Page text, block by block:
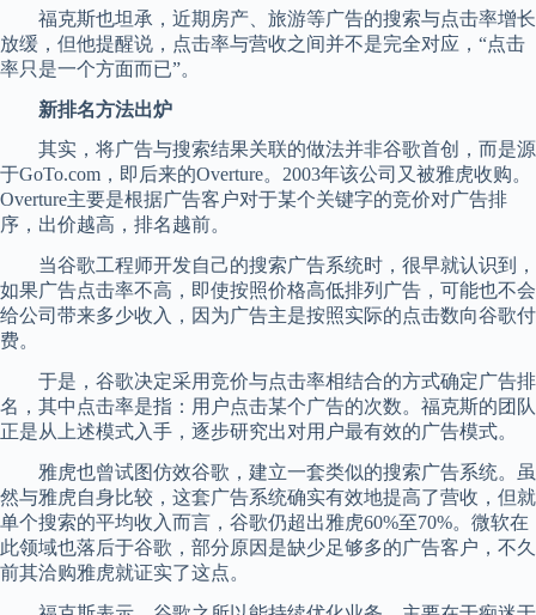
福克斯也坦承，近期房产、旅游等广告的搜索与点击率增长
放缓，但他提醒说，点击率与营收之间并不是完全对应，“点击
率只是一个方面而已”。
新排名方法出炉
其实，将广告与搜索结果关联的做法并非谷歌首创，而是源
于GoTo.com，即后来的Overture。2003年该公司又被雅虎收购。
Overture主要是根据广告客户对于某个关键字的竞价对广告排
序，出价越高，排名越前。
当谷歌工程师开发自己的搜索广告系统时，很早就认识到，
如果广告点击率不高，即使按照价格高低排列广告，可能也不会
给公司带来多少收入，因为广告主是按照实际的点击数向谷歌付
费。
于是，谷歌决定采用竞价与点击率相结合的方式确定广告排
名，其中点击率是指：用户点击某个广告的次数。福克斯的团队
正是从上述模式入手，逐步研究出对用户最有效的广告模式。
雅虎也曾试图仿效谷歌，建立一套类似的搜索广告系统。虽
然与雅虎自身比较，这套广告系统确实有效地提高了营收，但就
单个搜索的平均收入而言，谷歌仍超出雅虎60%至70%。微软在
此领域也落后于谷歌，部分原因是缺少足够多的广告客户，不久
前其洽购雅虎就证实了这点。